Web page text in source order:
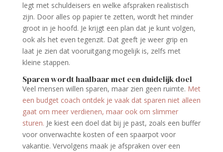
legt met schuldeisers en welke afspraken realistisch
zijn. Door alles op papier te zetten, wordt het minder
groot in je hoofd. Je krijgt een plan dat je kunt volgen,
ook als het even tegenzit. Dat geeft je weer grip en
laat je zien dat vooruitgang mogelijk is, zelfs met
kleine stappen.
Sparen wordt haalbaar met een duidelijk doel
Veel mensen willen sparen, maar zien geen ruimte. Met
een budget coach ontdek je vaak dat sparen niet alleen
gaat om meer verdienen, maar ook om slimmer
sturen. Je kiest een doel dat bij je past, zoals een buffer
voor onverwachte kosten of een spaarpot voor
vakantie. Vervolgens maak je afspraken over een